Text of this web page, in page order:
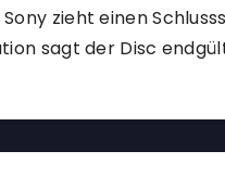
Sony zieht einen
sagt der Disc